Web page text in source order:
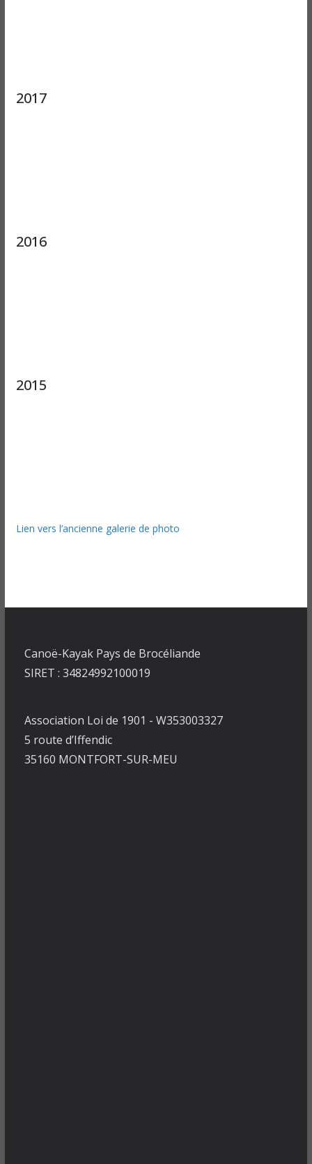
2017
2016
2015
Lien vers l’ancienne galerie de photo
Canoë-Kayak Pays de Brocéliande
SIRET : 34824992100019
Association Loi de 1901 - W353003327
5 route d’Iffendic
35160 MONTFORT-SUR-MEU